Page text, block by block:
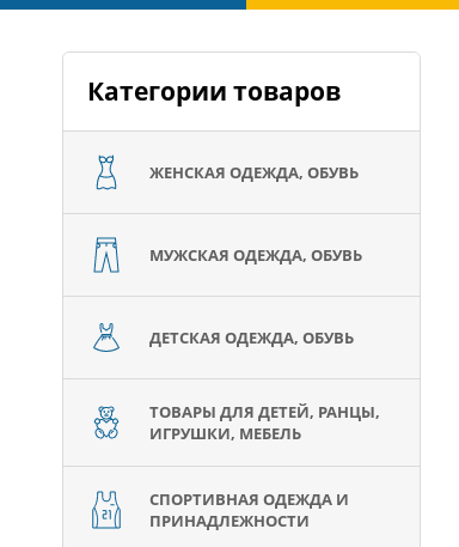
Категории товаров
ЖЕНСКАЯ ОДЕЖДА, ОБУВЬ
МУЖСКАЯ ОДЕЖДА, ОБУВЬ
ДЕТСКАЯ ОДЕЖДА, ОБУВЬ
ТОВАРЫ ДЛЯ ДЕТЕЙ, РАНЦЫ,
ИГРУШКИ, МЕБЕЛЬ
СПОРТИВНАЯ ОДЕЖДА И
ПРИНАДЛЕЖНОСТИ